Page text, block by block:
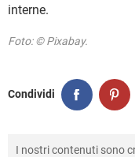
interne.
Foto: © Pixabay.
Condividi
I nostri contenuti sono